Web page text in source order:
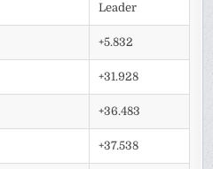
Leader
+5.832
+31.928
+36.483
+37.538